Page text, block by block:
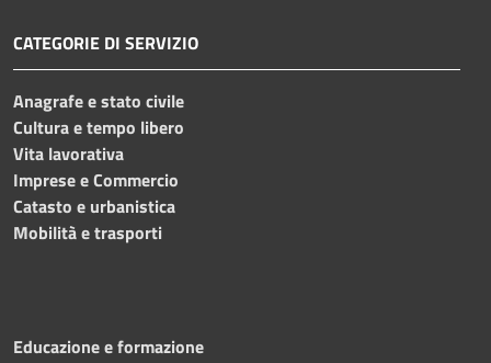
CATEGORIE DI SERVIZIO
Anagrafe e stato civile
Cultura e tempo libero
Vita lavorativa
Imprese e Commercio
Catasto e urbanistica
Mobilità e trasporti
Educazione e formazione